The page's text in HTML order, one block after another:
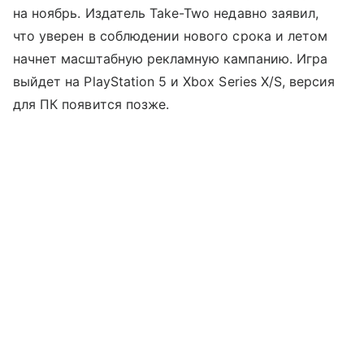
на ноябрь. Издатель Take-Two недавно заявил,
что уверен в соблюдении нового срока и летом
начнет масштабную рекламную кампанию. Игра
выйдет на PlayStation 5 и Xbox Series X/S, версия
для ПК появится позже.